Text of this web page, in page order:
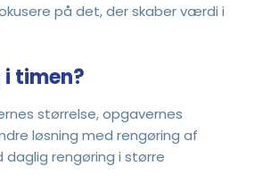
på det, der skaber værdi i
timen?
størrelse, opgavernes
løsning med rengøring af
daglig rengøring i større